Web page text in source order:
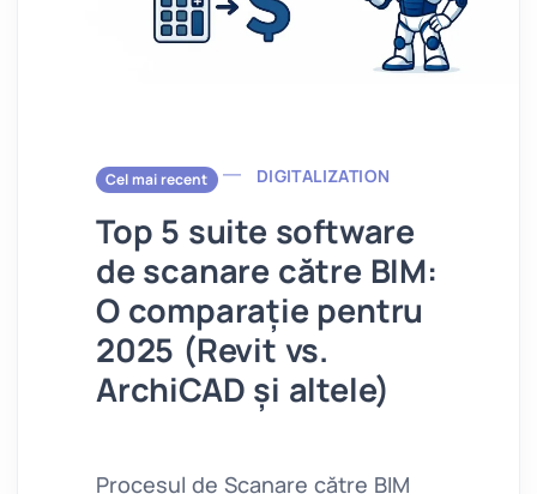
Cel mai recent DIGITALIZATION
Top 5 suite software
de scanare către BIM:
O comparație pentru
2025 (Revit vs.
ArchiCAD și altele)
Procesul de Scanare către BIM